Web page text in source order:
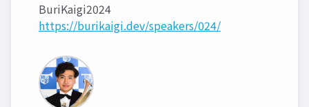
BuriKaigi2024
https://burikaigi.dev/speakers/024/